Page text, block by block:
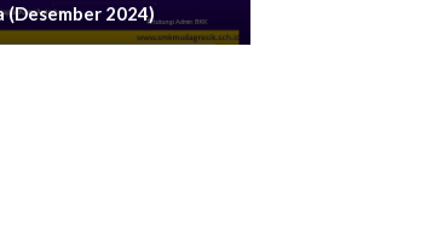
(Desember 2024)